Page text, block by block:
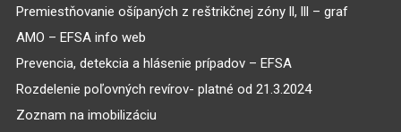
Premiestňovanie ošípaných z reštrikčnej zóny ll, lll – graf
AMO – EFSA info web
Prevencia, detekcia a hlásenie prípadov – EFSA
Rozdelenie poľovných revírov- platné od 21.3.2024
Zoznam na imobilizáciu